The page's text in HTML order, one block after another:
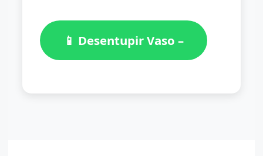
📱 Desentupir Vaso –